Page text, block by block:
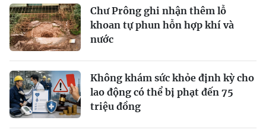
Chư Prông ghi nhận thêm lỗ
khoan tự phun hỗn hợp khí và
nước
Không khám sức khỏe định kỳ cho
lao động có thể bị phạt đến 75
triệu đồng